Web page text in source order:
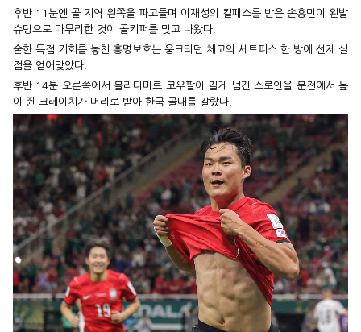
후반 11분엔 골 지역 왼쪽을 파고들며 이재성의 킬패스를 받은 손흥민이 왼발
슈팅으로 마무리한 것이 골키퍼를 맞고 나왔다.
숱한 득점 기회를 놓친 홍명보호는 웅크리던 체코의 세트피스 한 방에 선제 실
점을 얻어맞았다.
후반 14분 오른쪽에서 블라디미르 코우팔이 길게 넘긴 스로인을 문전에서 높
이 뛴 크레이치가 머리로 받아 한국 골대를 갈랐다.